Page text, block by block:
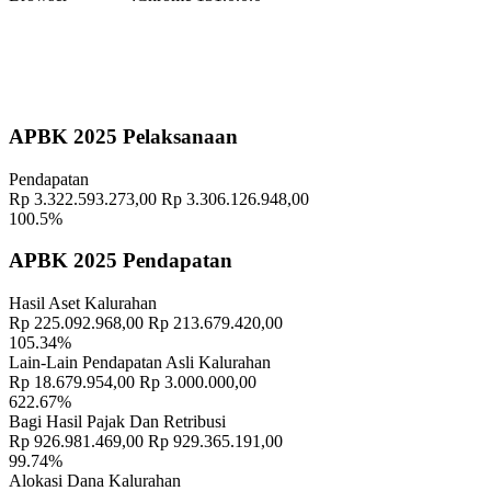
Kalurahan Wukirsari
Semangat Gotong Royong Warga Wukirsari Masih Sangat Terjaga
17 November 2021
Lurah Wukirsari Memimpin Apel Siaga, Siap Sukseskan Pemilu
2024 12 Februari 2024
Selamat memasuki masa purna tugas Bapak Slamet (Ulu-ulu
Wukirsari 1991 - 2024)
PKAT di Wukirsari: Upaya Puskesmas Cangkringan Ciptakan
Generasi Sehat dan Cerdas
APBK 2025 Pelaksanaan
Pendapatan
Rp 3.322.593.273,00 Rp 3.306.126.948,00
100.5%
APBK 2025 Pendapatan
Hasil Aset Kalurahan
Rp 225.092.968,00 Rp 213.679.420,00
105.34%
Lain-Lain Pendapatan Asli Kalurahan
Rp 18.679.954,00 Rp 3.000.000,00
622.67%
Bagi Hasil Pajak Dan Retribusi
Rp 926.981.469,00 Rp 929.365.191,00
99.74%
Alokasi Dana Kalurahan